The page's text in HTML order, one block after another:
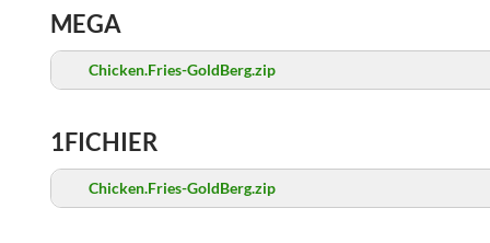
MEGA
Chicken.Fries-GoldBerg.zip
1FICHIER
Chicken.Fries-GoldBerg.zip